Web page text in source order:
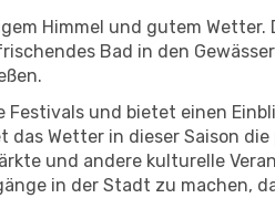
Himmel und gutem
Bad in den
und bietet einen
das Wetter in dieser Saison
und andere kulturelle
in der Stadt zu machen,